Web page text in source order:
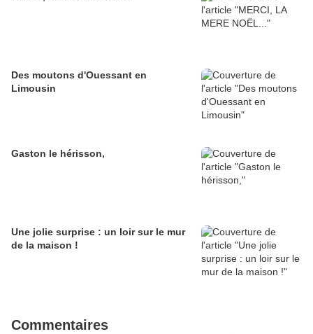
Des moutons d'Ouessant en
Limousin
Gaston le hérisson,
Une jolie surprise : un loir sur le mur
de la maison !
Commentaires